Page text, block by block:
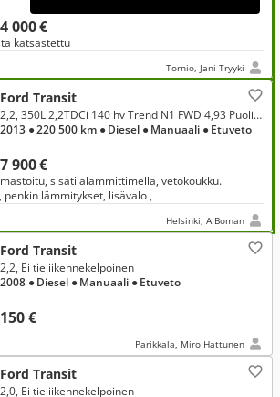
4 000 €
katsastettu
Tornio, Jani Tryyki
Ford Transit
7 900 €
2,2, 350L 2,2TDCi 140 hv Trend N1 FWD 4,93 Puolikorkea
2013 ● 220 500 km ● Diesel ● Manuaali ● Etuveto
sisätilalämmittimellä, vetokoukku.
lämmitykset, lisävalo ,
Helsinki, A Boman
Ford Transit
150 €
2,2, Ei tieliikennekelpoinen
2008 ● Diesel ● Manuaali ● Etuveto
Parikkala, Miro Hattunen
Ford Transit
2,0, Ei tieliikennekelpoinen